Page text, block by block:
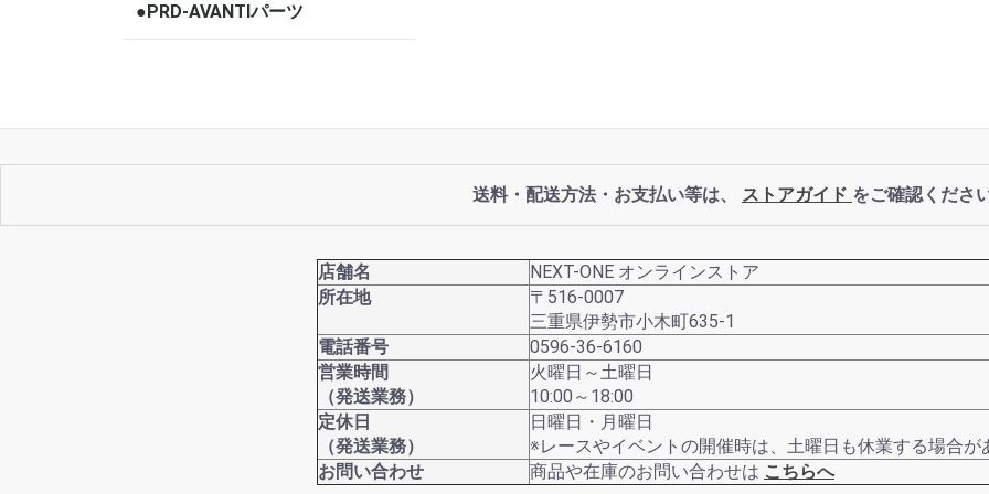
●PRD-AVANTIパーツ
送料・配送方法・お支払い等は、 ストアガイド をご確認ください
店舗名
NEXT-ONE オンラインストア
所在地
〒516-0007
三重県伊勢市小木町635-1
電話番号
0596-36-6160
営業時間
（発送業務）
火曜日～土曜日
10:00～18:00
定休日
（発送業務）
日曜日・月曜日
※レースやイベントの開催時は、土曜日も休業する場合が
お問い合わせ
商品や在庫のお問い合わせは こちらへ